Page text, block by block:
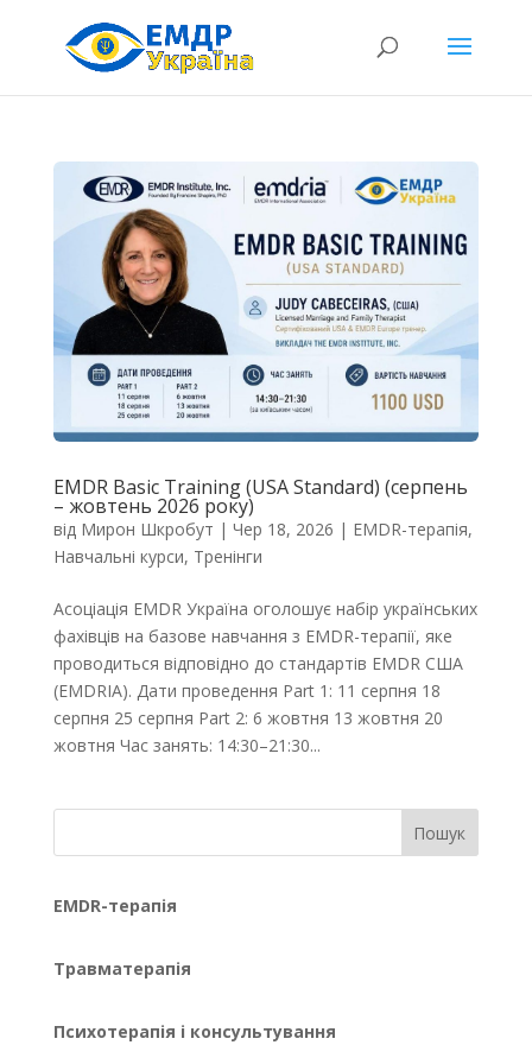
EMDR Basic Training (USA Standard) (серпень
– жовтень 2026 року)
від Мирон Шкробут | Чер 18, 2026 | EMDR-терапія,
Навчальні курси, Тренінги
Асоціація EMDR Україна оголошує набір українських
фахівців на базове навчання з EMDR-терапії, яке
проводиться відповідно до стандартів EMDR США
(EMDRIA). Дати проведення Part 1: 11 серпня 18
серпня 25 серпня Part 2: 6 жовтня 13 жовтня 20
жовтня Час занять: 14:30–21:30...
Пошук
EMDR-терапія
Травматерапія
Психотерапія і консультування